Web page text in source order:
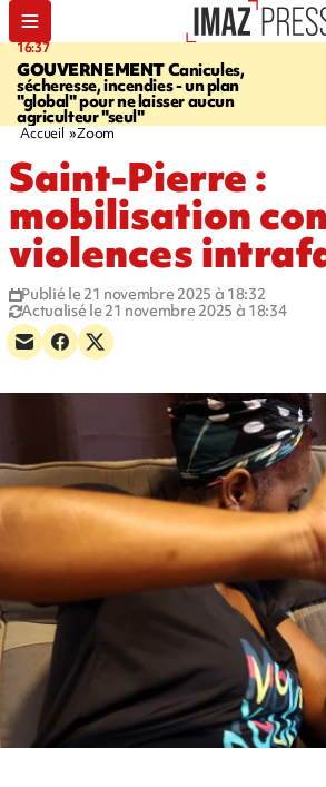
16:37
GOUVERNEMENTCanicules,
sécheresse, incendies - un plan
"global" pour ne laisser aucun
agriculteur "seul"
Accueil Zoom
Saint-Pierre :
mobilisation
violences
Publié le 21 novembre 2025 à 18:32
Actualisé le 21 novembre 2025 à 18:34